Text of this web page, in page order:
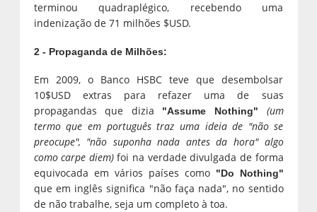
terminou quadraplégico, recebendo uma
indenização de 71 milhões $USD.
2 - Propaganda de Milhões:
Em 2009, o Banco HSBC teve que desembolsar
10$USD extras para refazer uma de suas
propagandas que dizia
"Assume Nothing"
(um
termo que em português traz uma ideia de "não se
preocupe", "não suponha nada antes da hora" algo
como carpe diem)foi na verdade divulgada de forma
equivocada em vários países como "Do Nothing"
que em inglês significa "não faça nada", no sentido
de não trabalhe, seja um completo à toa.